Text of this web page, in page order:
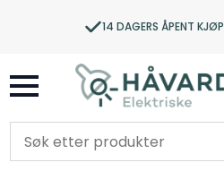
14 DAGERS ÅPENT KJØP